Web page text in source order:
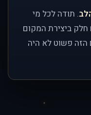
. תודה לכל מי
ביצירת המקום
הזה פשוט לא היה